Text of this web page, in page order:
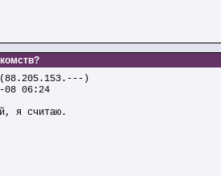
(88.205.153.---)
06:24
я считаю.